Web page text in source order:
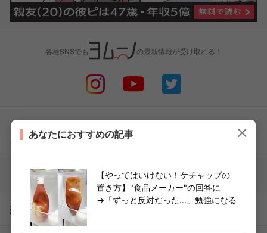
あなたにおすすめの記事
【やってはいけない！ケチャップの
置き方】"食品メーカー"の回答に
→「ずっと反対だった...」勉強になる
各種SNSでも の最新情報が受け取れる！
こちらもどうぞ
新着記事